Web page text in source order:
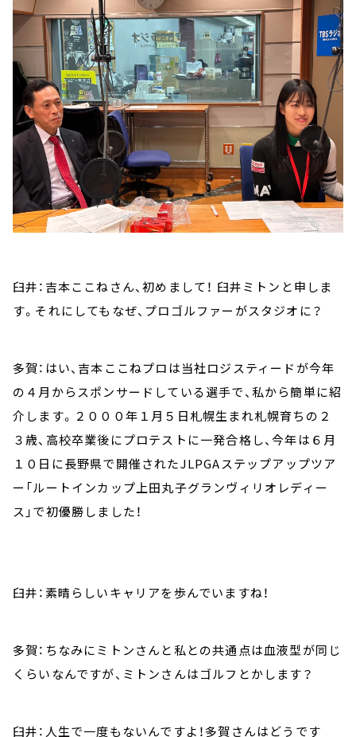
臼井：吉本ここねさん、初めまして！ 臼井ミトンと申しま
す。それにしてもなぜ、プロゴルファーがスタジオに？
多賀：はい、吉本ここねプロは当社ロジスティードが今年
の４月からスポンサードしている選手で、私から簡単に紹
介します。２０００年１月５日札幌生まれ札幌育ちの２
３歳、高校卒業後にプロテストに一発合格し、今年は６月
１０日に長野県で開催されたJLPGAステップアップツア
ー「ルートインカップ上田丸子グランヴィリオレディー
ス」で初優勝しました！
臼井：素晴らしいキャリアを歩んでいますね！
多賀：ちなみにミトンさんと私との共通点は血液型が同じ
くらいなんですが、ミトンさんはゴルフとかします？
臼井：人生で一度もないんですよ！多賀さんはどうです